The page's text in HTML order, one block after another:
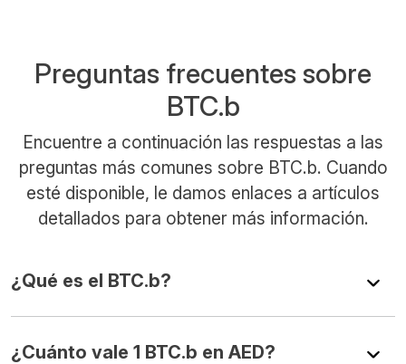
Preguntas frecuentes sobre
BTC.b
Encuentre a continuación las respuestas a las
preguntas más comunes sobre BTC.b. Cuando
esté disponible, le damos enlaces a artículos
detallados para obtener más información.
¿Qué es el BTC.b?
¿Cuánto vale 1 BTC.b en AED?